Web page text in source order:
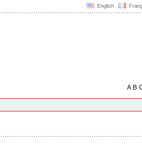
English
AB